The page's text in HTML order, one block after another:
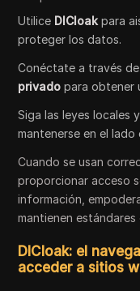
Utilice DICloak para
proteger los datos.
Conéctate a través
privado para obtener
Siga las leyes locales
mantenerse en el
Cuando se usan
proporcionar acceso
información,
mantienen estándares
DICloak: el
acceder a sitios